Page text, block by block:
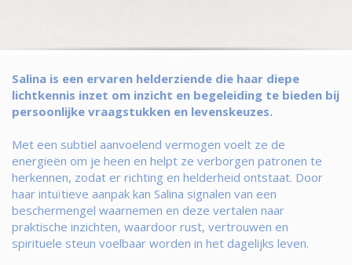
Salina is een ervaren helderziende die haar diepe
lichtkennis inzet om inzicht en begeleiding te bieden bij
persoonlijke vraagstukken en levenskeuzes.
Met een subtiel aanvoelend vermogen voelt ze de
energieën om je heen en helpt ze verborgen patronen te
herkennen, zodat er richting en helderheid ontstaat. Door
haar intuïtieve aanpak kan Salina signalen van een
beschermengel waarnemen en deze vertalen naar
praktische inzichten, waardoor rust, vertrouwen en
spirituele steun voelbaar worden in het dagelijks leven.